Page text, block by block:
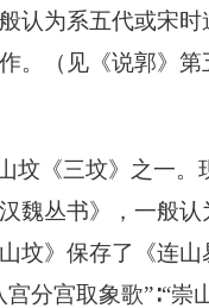
认为系五代或宋时
。（见《说郭》第
《三坟》之一。
魏丛书》，一般认
坟》保存了《连山
分宫取象歌”∶“崇